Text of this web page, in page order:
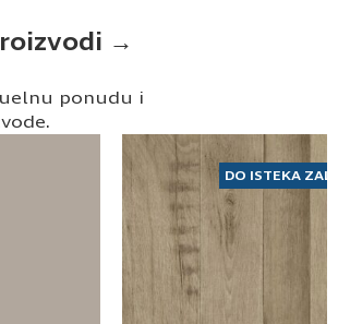
→
ponudu i
DO ISTEKA